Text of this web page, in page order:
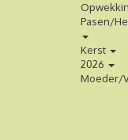
Pasen/
Kerst
2026
Moeder/